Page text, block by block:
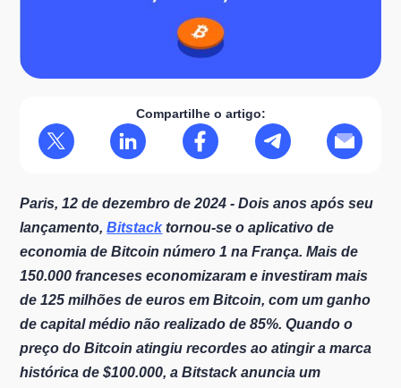
Compartilhe o artigo:
Paris, 12 de dezembro de 2024 - Dois anos após seu
lançamento,Bitstacktornou-se o aplicativo de
economia de Bitcoin número 1 na França. Mais de
150.000 franceses economizaram e investiram mais
de 125 milhões de euros em Bitcoin, com um ganho
de capital médio não realizado de 85%. Quando o
preço do Bitcoin atingiu recordes ao atingir a marca
histórica de $100.000, a Bitstack anuncia um